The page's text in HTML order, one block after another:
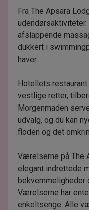
Fra The Apsara
udendørsaktiviteter.
afslappende
dukkert i
haver.
Hotellets
vestlige retter,
Morgenmaden
udvalg, og du kan
floden og det
Værelserne på The
elegant indrettede
bekvemmeligheder
Værelserne har
enkeltsenge. Alle